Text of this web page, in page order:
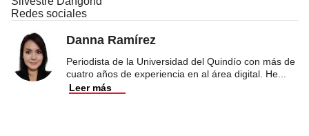
Redes sociales
Danna Ramírez
Periodista de la Universidad del Quindío con más de
cuatro años de experiencia en al área digital. He
Leer más